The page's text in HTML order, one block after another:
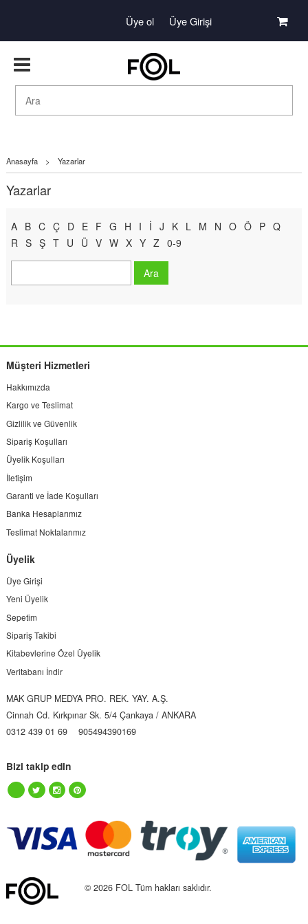
Üye ol Üye Girişi
Anasayfa > Yazarlar
Yazarlar
A B C Ç D E F G H I İ J K L M N O Ö P Q
R S Ş T U Ü V W X Y Z 0-9
Müşteri Hizmetleri
Hakkımızda
Kargo ve Teslimat
Gizlilik ve Güvenlik
Sipariş Koşulları
Üyelik Koşulları
İletişim
Garanti ve İade Koşulları
Banka Hesaplarımız
Teslimat Noktalarımız
Üyelik
Üye Girişi
Yeni Üyelik
Sepetim
Sipariş Takibi
Kitabevlerine Özel Üyelik
Veritabanı İndir
MAK GRUP MEDYA PRO. REK. YAY. A.Ş.
Cinnah Cd. Kırkpınar Sk. 5/4 Çankaya / ANKARA
0312 439 01 69
905494390169
Bizi takip edin
© 2026 FOL Tüm hakları saklıdır.